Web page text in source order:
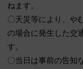
ねます。
〇天災等により、や
の場合に発生した交
す。
〇当日は事前の告知